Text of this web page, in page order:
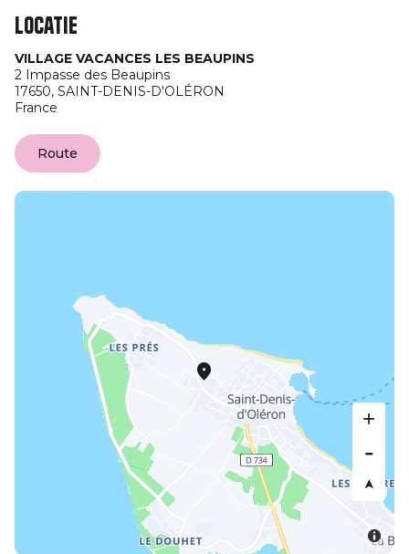
Locatie
VILLAGE VACANCES LES BEAUPINS
2 Impasse des Beaupins
17650, SAINT-DENIS-D'OLÉRON
France
Route